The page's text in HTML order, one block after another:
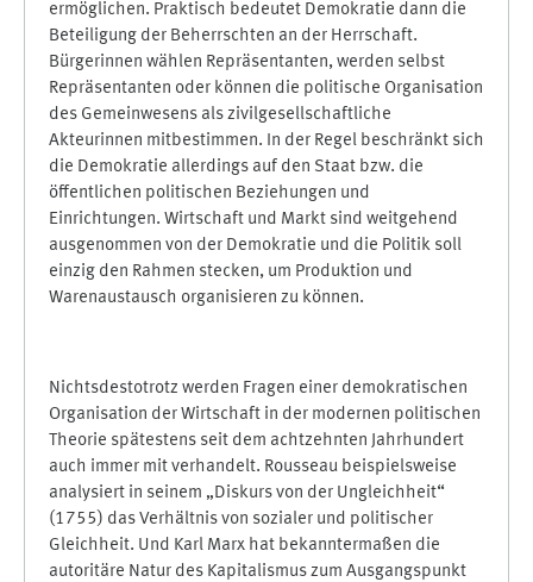
ermöglichen. Praktisch bedeutet Demokratie dann die
Beteiligung der Beherrschten an der Herrschaft.
Bürgerinnen wählen Repräsentanten, werden selbst
Repräsentanten oder können die politische Organisation
des Gemeinwesens als zivilgesellschaftliche
Akteurinnen mitbestimmen. In der Regel beschränkt sich
die Demokratie allerdings auf den Staat bzw. die
öffentlichen politischen Beziehungen und
Einrichtungen. Wirtschaft und Markt sind weitgehend
ausgenommen von der Demokratie und die Politik soll
einzig den Rahmen stecken, um Produktion und
Warenaustausch organisieren zu können.
Nichtsdestotrotz werden Fragen einer demokratischen
Organisation der Wirtschaft in der modernen politischen
Theorie spätestens seit dem achtzehnten Jahrhundert
auch immer mit verhandelt. Rousseau beispielsweise
analysiert in seinem „Diskurs von der Ungleichheit“
(1755) das Verhältnis von sozialer und politischer
Gleichheit. Und Karl Marx hat bekanntermaßen die
autoritäre Natur des Kapitalismus zum Ausgangspunkt